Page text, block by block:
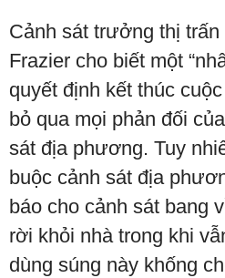
Cảnh sát trưởng thị trấn
Frazier cho biết một
quyết định kết thúc
bỏ qua mọi phản đối
sát địa phương. Tuy
buộc cảnh sát địa
báo cho cảnh sát bang
rời khỏi nhà trong khi
dùng súng này khống